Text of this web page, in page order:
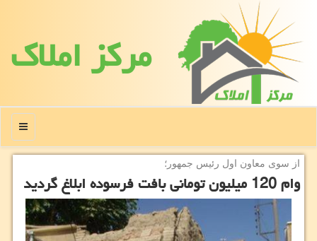
مركز املاك
منو
از سوی معاون اول رئیس جمهور؛
وام 120 میلیون تومانی بافت فرسوده ابلاغ گردید